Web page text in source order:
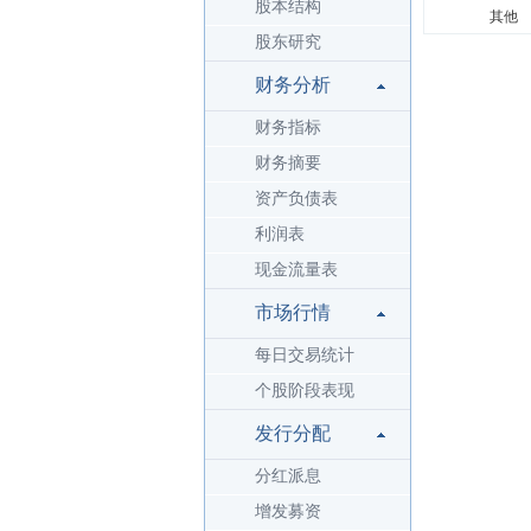
股本结构
股东研究
财务分析
财务指标
财务摘要
资产负债表
利润表
现金流量表
市场行情
每日交易统计
个股阶段表现
发行分配
分红派息
增发募资
其他